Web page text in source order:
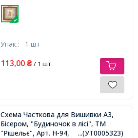
Упак.: 1 шт
113,00 ₴/ 1 шт
Схема Часткова для Вишивки А3,
Бісером, "Будиночок в лісі", ТМ
"Рішельє", Арт. Н-94,
...(УТ0005323)